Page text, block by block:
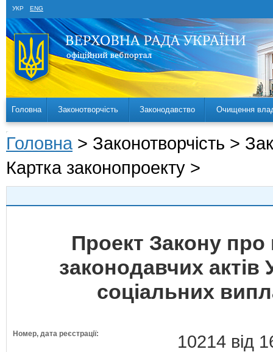
УКР ENG
Головна Законотворчість Законодавство Очищення
Головна > Законотворчість >
Картка законопроекту >
Проект Закону про
законодавчих
соціальних
Номер, дата реєстрації: 10214 від